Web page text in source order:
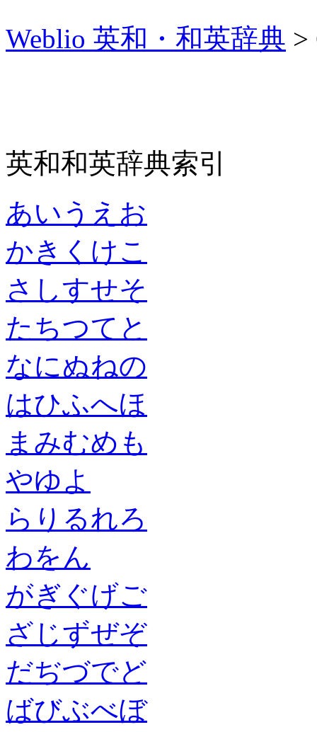
Weblio 英和・和英辞典 >
英和和英辞典索引
あい う え お
かき く けこ
さ しすせそ
た ちつて と
なにぬねの
はひふへほ
ま みむめ も
やゆよ
ら り るれろ
わを ん
がぎ ぐげご
ざ じずぜぞ
だぢづでど
ばびぶべぼ